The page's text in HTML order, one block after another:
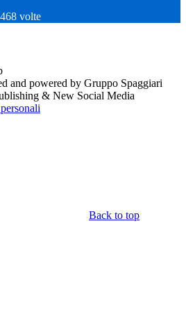
volte
and powered by Gruppo Spaggiari
& New Social Media
Back to top